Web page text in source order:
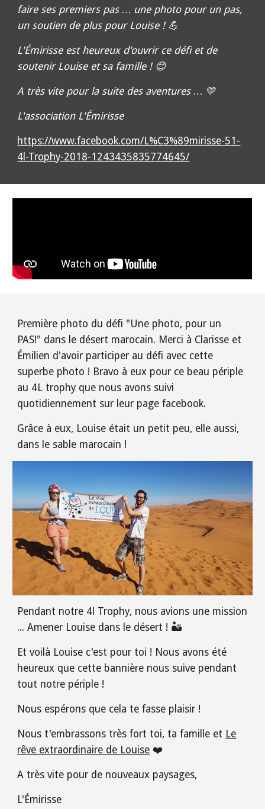
faire ses premiers pas … une photo pour un pas,
un soutien de plus pour Louise ! 💪
L'Émirisse est heureux d'ouvrir ce défi et de
soutenir Louise et sa famille ! 😊
A très vite pour la suite des aventures … 💛
L'association L'Émirisse
https://www.facebook.com/L%C3%89mirisse-51-
4l-Trophy-2018-1243435835774645/
Première photo du défi "Une photo, pour un
PAS!" dans le désert marocain. Merci à Clarisse et
Émilien d'avoir participer au défi avec cette
superbe photo ! Bravo à eux pour ce beau périple
au 4L trophy que nous avons suivi
quotidiennement sur leur page facebook.
Grâce à eux, Louise était un petit peu, elle aussi,
dans le sable marocain !
Pendant notre 4l Trophy, nous avions une mission
... Amener Louise dans le désert ! 🏜️
Et voilà Louise c'est pour toi ! Nous avons été
heureux que cette bannière nous suive pendant
tout notre périple !
Nous espérons que cela te fasse plaisir !
Nous t'embrassons très fort toi, ta famille et Le
rêve extraordinaire de Louise ❤️
A très vite pour de nouveaux paysages,
L'Émirisse